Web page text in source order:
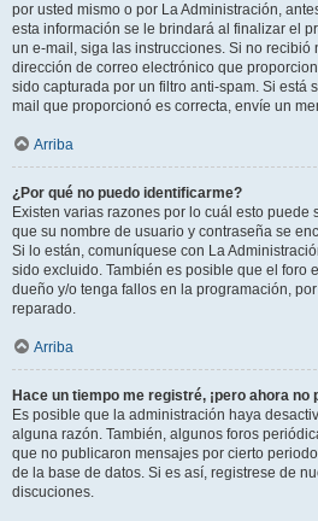
por usted mismo o por La Administración,
esta información se le brindará al finalizar el
un e-mail, siga las instrucciones. Si no
dirección de correo electrónico que
sido capturada por un filtro anti-spam. Si está
mail que proporcionó es correcta, envíe un
Arriba
¿Por qué no puedo identificarme?
Existen varias razones por lo cuál esto puede
que su nombre de usuario y contraseña se
Si lo están, comuníquese con La
sido excluido. También es posible que el foro
dueño y/o tenga fallos en la programación,
reparado.
Arriba
Hace un tiempo me registré, ¡pero ahora no
Es posible que la administración haya
alguna razón. También, algunos foros
que no publicaron mensajes por cierto
de la base de datos. Si es así, registrese de
discuciones.